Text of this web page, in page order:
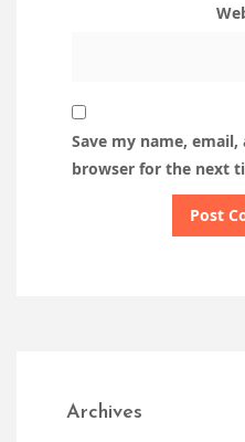
Save my name,
browser for the next
Archives